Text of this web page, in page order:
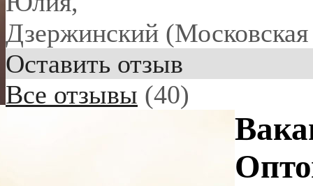
Дзержинский (Московская
Оставить отзыв
Все отзывы (40)